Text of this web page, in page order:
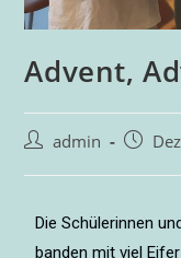
Advent,
admin
Die Schülerinnen
banden mit viel